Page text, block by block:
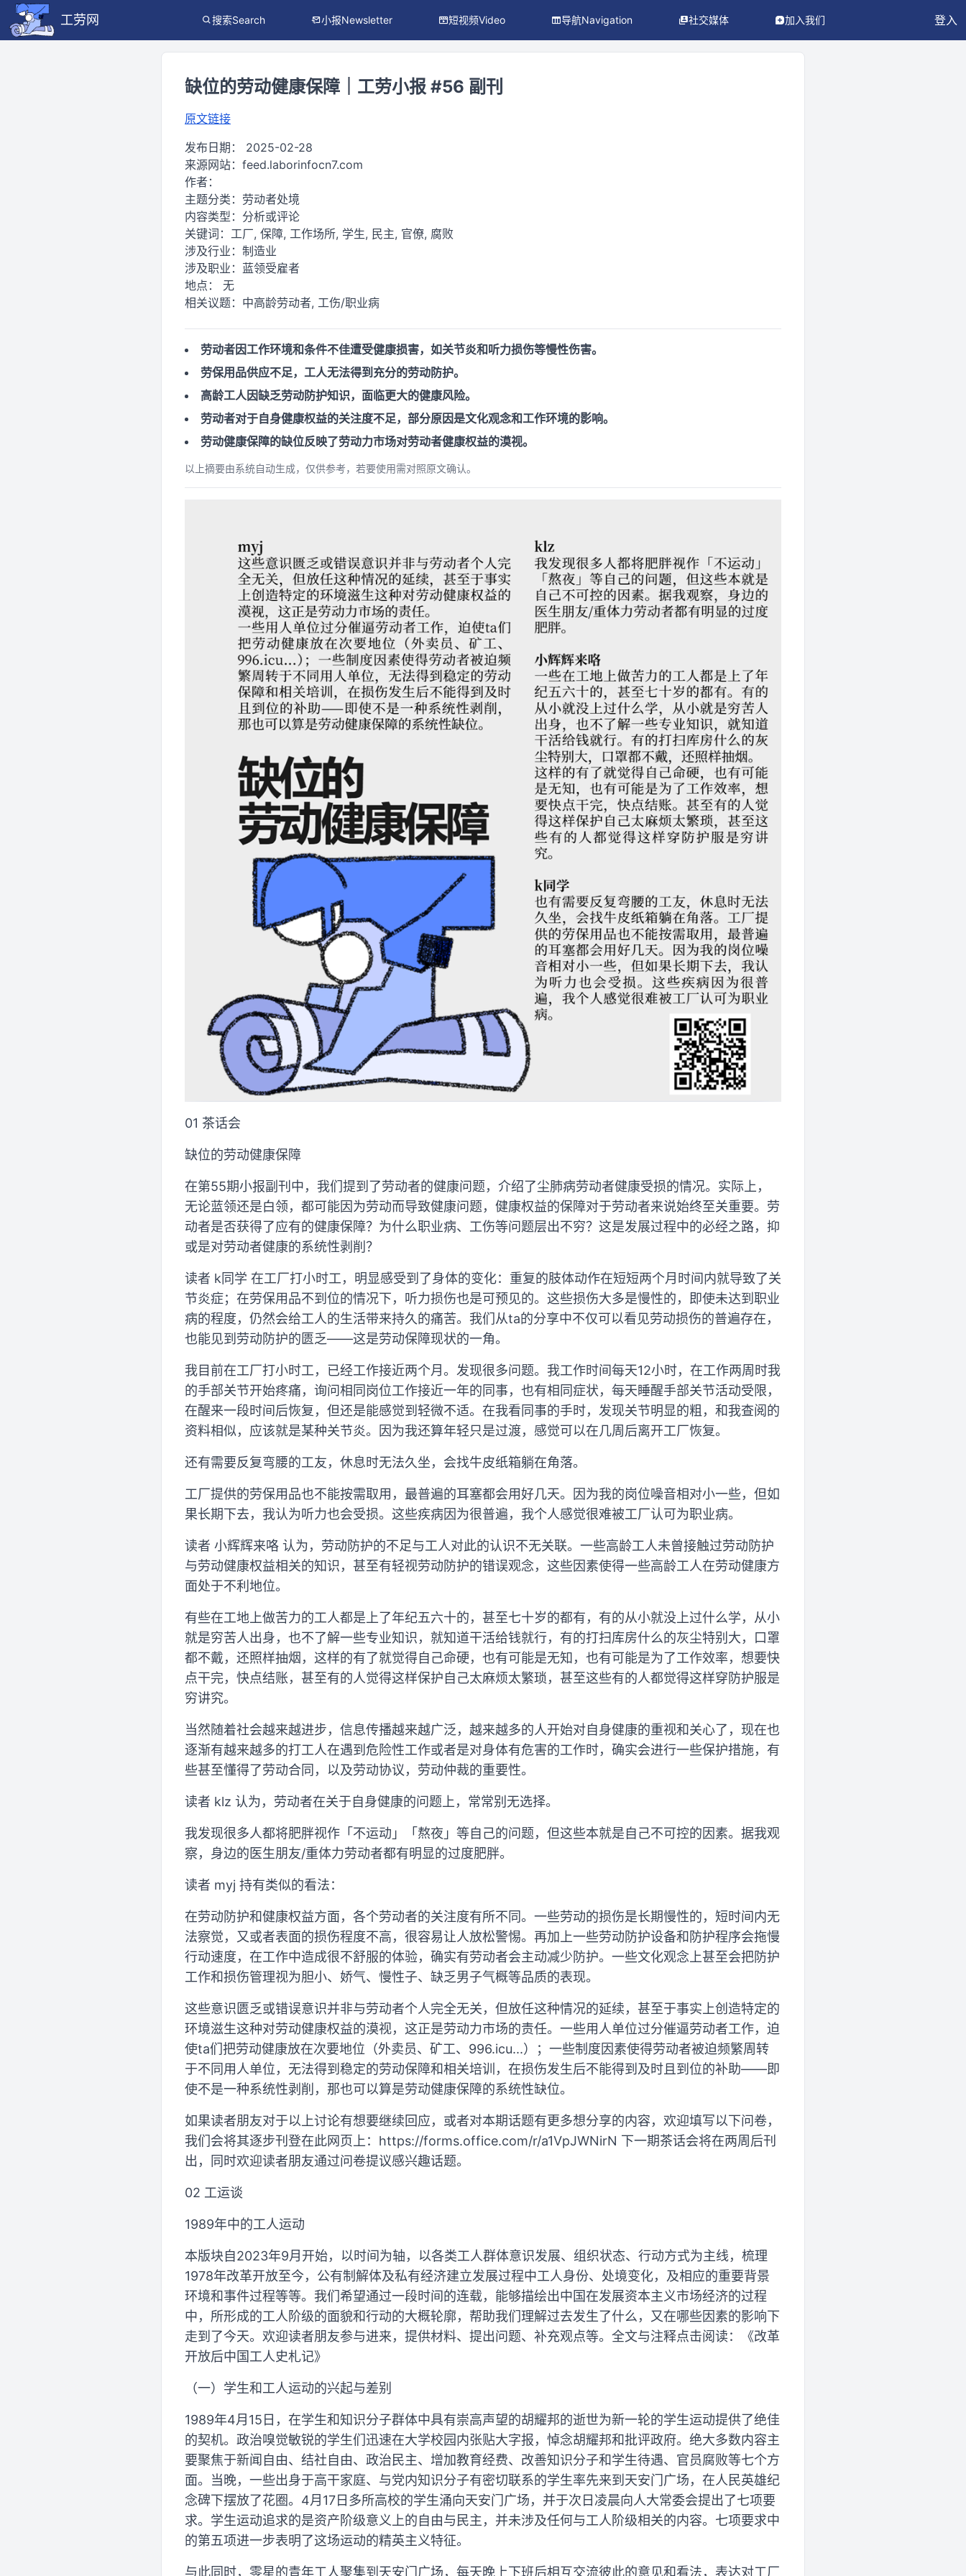
工劳网 搜索Search 小报Newsletter 短视频Video 导航Navigation 社交媒体 加入我们 登入
缺位的劳动健康保障｜工劳小报 #56 副刊
原文链接
发布日期： 2025-02-28
来源网站： feed.laborinfocn7.com
作者：
主题分类： 劳动者处境
内容类型： 分析或评论
关键词： 工厂, 保障, 工作场所, 学生, 民主, 官僚, 腐败
涉及行业： 制造业
涉及职业： 蓝领受雇者
地点： 无
相关议题： 中高龄劳动者, 工伤/职业病
劳动者因工作环境和条件不佳遭受健康损害，如关节炎和听力损伤等慢性伤害。
劳保用品供应不足，工人无法得到充分的劳动防护。
高龄工人因缺乏劳动防护知识，面临更大的健康风险。
劳动者对于自身健康权益的关注度不足，部分原因是文化观念和工作环境的影响。
劳动健康保障的缺位反映了劳动力市场对劳动者健康权益的漠视。
以上摘要由系统自动生成，仅供参考，若要使用需对照原文确认。
01 茶话会
缺位的劳动健康保障
在第55期小报副刊中，我们提到了劳动者的健康问题，介绍了尘肺病劳动者健康受损的情况。实际上，
无论蓝领还是白领，都可能因为劳动而导致健康问题，健康权益的保障对于劳动者来说始终至关重要。劳
动者是否获得了应有的健康保障？为什么职业病、工伤等问题层出不穷？这是发展过程中的必经之路，抑
或是对劳动者健康的系统性剥削？
读者 k同学 在工厂打小时工，明显感受到了身体的变化：重复的肢体动作在短短两个月时间内就导致了关
节炎症；在劳保用品不到位的情况下，听力损伤也是可预见的。这些损伤大多是慢性的，即使未达到职业
病的程度，仍然会给工人的生活带来持久的痛苦。我们从ta的分享中不仅可以看见劳动损伤的普遍存在，
也能见到劳动防护的匮乏——这是劳动保障现状的一角。
我目前在工厂打小时工，已经工作接近两个月。发现很多问题。我工作时间每天12小时，在工作两周时我
的手部关节开始疼痛，询问相同岗位工作接近一年的同事，也有相同症状，每天睡醒手部关节活动受限，
在醒来一段时间后恢复，但还是能感觉到轻微不适。在我看同事的手时，发现关节明显的粗，和我查阅的
资料相似，应该就是某种关节炎。因为我还算年轻只是过渡，感觉可以在几周后离开工厂恢复。
还有需要反复弯腰的工友，休息时无法久坐，会找牛皮纸箱躺在角落。
工厂提供的劳保用品也不能按需取用，最普遍的耳塞都会用好几天。因为我的岗位噪音相对小一些，但如
果长期下去，我认为听力也会受损。这些疾病因为很普遍，我个人感觉很难被工厂认可为职业病。
读者 小辉辉来咯 认为，劳动防护的不足与工人对此的认识不无关联。一些高龄工人未曾接触过劳动防护
与劳动健康权益相关的知识，甚至有轻视劳动防护的错误观念，这些因素使得一些高龄工人在劳动健康方
面处于不利地位。
有些在工地上做苦力的工人都是上了年纪五六十的，甚至七十岁的都有，有的从小就没上过什么学，从小
就是穷苦人出身，也不了解一些专业知识，就知道干活给钱就行，有的打扫库房什么的灰尘特别大，口罩
都不戴，还照样抽烟，这样的有了就觉得自己命硬，也有可能是无知，也有可能是为了工作效率，想要快
点干完，快点结账，甚至有的人觉得这样保护自己太麻烦太繁琐，甚至这些有的人都觉得这样穿防护服是
穷讲究。
当然随着社会越来越进步，信息传播越来越广泛，越来越多的人开始对自身健康的重视和关心了，现在也
逐渐有越来越多的打工人在遇到危险性工作或者是对身体有危害的工作时，确实会进行一些保护措施，有
些甚至懂得了劳动合同，以及劳动协议，劳动仲裁的重要性。
读者 klz 认为，劳动者在关于自身健康的问题上，常常别无选择。
我发现很多人都将肥胖视作「不运动」「熬夜」等自己的问题，但这些本就是自己不可控的因素。据我观
察，身边的医生朋友/重体力劳动者都有明显的过度肥胖。
读者 myj 持有类似的看法：
在劳动防护和健康权益方面，各个劳动者的关注度有所不同。一些劳动的损伤是长期慢性的，短时间内无
法察觉，又或者表面的损伤程度不高，很容易让人放松警惕。再加上一些劳动防护设备和防护程序会拖慢
行动速度，在工作中造成很不舒服的体验，确实有劳动者会主动减少防护。一些文化观念上甚至会把防护
工作和损伤管理视为胆小、娇气、慢性子、缺乏男子气概等品质的表现。
这些意识匮乏或错误意识并非与劳动者个人完全无关，但放任这种情况的延续，甚至于事实上创造特定的
环境滋生这种对劳动健康权益的漠视，这正是劳动力市场的责任。一些用人单位过分催逼劳动者工作，迫
使ta们把劳动健康放在次要地位（外卖员、矿工、996.icu...）；一些制度因素使得劳动者被迫频繁周转
于不同用人单位，无法得到稳定的劳动保障和相关培训，在损伤发生后不能得到及时且到位的补助——即
使不是一种系统性剥削，那也可以算是劳动健康保障的系统性缺位。
如果读者朋友对于以上讨论有想要继续回应，或者对本期话题有更多想分享的内容，欢迎填写以下问卷，
我们会将其逐步刊登在此网页上：https://forms.office.com/r/a1VpJWNirN 下一期茶话会将在两周后刊
出，同时欢迎读者朋友通过问卷提议感兴趣话题。
02 工运谈
1989年中的工人运动
本版块自2023年9月开始，以时间为轴，以各类工人群体意识发展、组织状态、行动方式为主线，梳理
1978年改革开放至今，公有制解体及私有经济建立发展过程中工人身份、处境变化，及相应的重要背景
环境和事件过程等等。我们希望通过一段时间的连载，能够描绘出中国在发展资本主义市场经济的过程
中，所形成的工人阶级的面貌和行动的大概轮廓，帮助我们理解过去发生了什么，又在哪些因素的影响下
走到了今天。欢迎读者朋友参与进来，提供材料、提出问题、补充观点等。全文与注释点击阅读：《改革
开放后中国工人史札记》
（一）学生和工人运动的兴起与差别
1989年4月15日，在学生和知识分子群体中具有崇高声望的胡耀邦的逝世为新一轮的学生运动提供了绝佳
的契机。政治嗅觉敏锐的学生们迅速在大学校园内张贴大字报，悼念胡耀邦和批评政府。绝大多数内容主
要聚焦于新闻自由、结社自由、政治民主、增加教育经费、改善知识分子和学生待遇、官员腐败等七个方
面。当晚，一些出身于高干家庭、与党内知识分子有密切联系的学生率先来到天安门广场，在人民英雄纪
念碑下摆放了花圈。4月17日多所高校的学生涌向天安门广场，并于次日凌晨向人大常委会提出了七项要
求。学生运动追求的是资产阶级意义上的自由与民主，并未涉及任何与工人阶级相关的内容。七项要求中
的第五项进一步表明了这场运动的精英主义特征。
与此同时，零星的青年工人聚集到天安门广场，每天晚上下班后相互交流彼此的意见和看法，表达对工厂